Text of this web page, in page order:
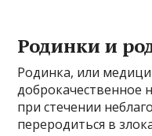
Родинки и
Родинка, или
доброкачественное
при стечении
переродиться в